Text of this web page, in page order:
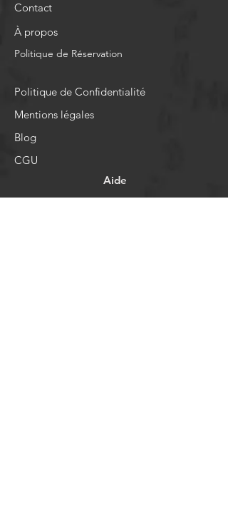
Contact
À propos
Politique de Réservation
Politique de Confidentialité
Mentions légales
Blog
CGU
Aide